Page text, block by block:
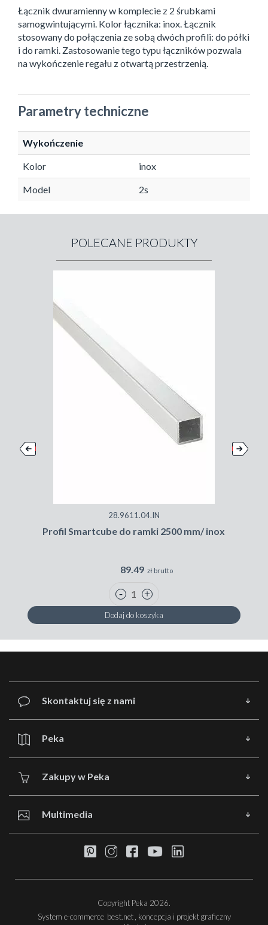
Łącznik dwuramienny w komplecie z 2 śrubkami
samogwintującymi. Kolor łącznika: inox. Łącznik
stosowany do połączenia ze sobą dwóch profili: do półki
i do ramki. Zastosowanie tego typu łączników pozwala
na wykończenie regału z otwartą przestrzenią.
Parametry techniczne
Wykończenie
Kolor inox
Model 2s
POLECANE PRODUKTY
28.9611.04.IN
Profil Smartcube do ramki 2500 mm/ inox
89.49 zł brutto
Dodaj do koszyka
Skontaktuj się z nami
Peka
Zakupy w Peka
Multimedia
Copyright Peka 2026.
System e-commerce best.net , koncepcja i projekt graficzny